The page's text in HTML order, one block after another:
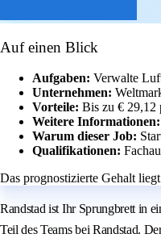
Auf einen Blick
Aufgaben: Verwalte
Unternehmen:
Vorteile: Bis zu € 29,12
Weitere Informationen:
Warum dieser Job:
Qualifikationen:
Das prognostizierte Gehalt
Randstad ist Ihr Sprungbrett in
Teil des Teams bei Randstad.